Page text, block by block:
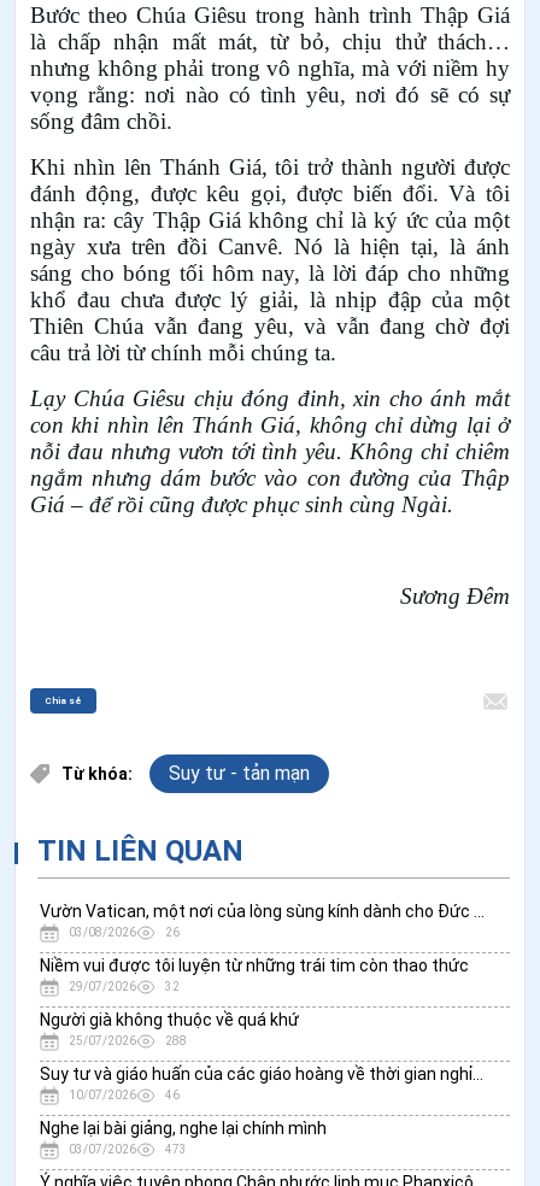
Bước theo Chúa Giêsu trong hành trình Thập Giá
là chấp nhận mất mát, từ bỏ, chịu thử thách…
nhưng không phải trong vô nghĩa, mà với niềm hy
vọng rằng: nơi nào có tình yêu, nơi đó sẽ có sự
sống đâm chồi.
Khi nhìn lên Thánh Giá, tôi trở thành người được
đánh động, được kêu gọi, được biến đổi. Và tôi
nhận ra: cây Thập Giá không chỉ là ký ức của một
ngày xưa trên đồi Canvê. Nó là hiện tại, là ánh
sáng cho bóng tối hôm nay, là lời đáp cho những
khổ đau chưa được lý giải, là nhịp đập của một
Thiên Chúa vẫn đang yêu, và vẫn đang chờ đợi
câu trả lời từ chính mỗi chúng ta.
Lạy Chúa Giêsu chịu đóng đinh, xin cho ánh mắt
con khi nhìn lên Thánh Giá, không chỉ dừng lại ở
nỗi đau nhưng vươn tới tình yêu. Không chỉ chiêm
ngắm nhưng dám bước vào con đường của Thập
Giá – để rồi cũng được phục sinh cùng Ngài.
Sương Đêm
Chia sẻ
Từ khóa: Suy tư - tản mạn
TIN LIÊN QUAN
03/08/2026 26
Niềm vui được tôi luyện từ những trái tim còn thao thức
29/07/2026 32
Người già không thuộc về quá khứ
25/07/2026 288
10/07/2026 46
Nghe lại bài giảng, nghe lại chính mình
03/07/2026 473